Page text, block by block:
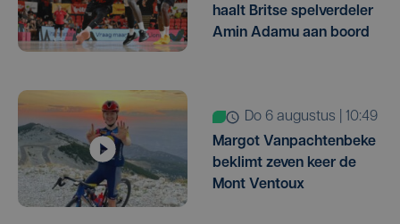
haalt Britse spelverdeler
Amin Adamu aan boord
do 6 augustus | 10:49
Margot Vanpachtenbeke
beklimt zeven keer de
Mont Ventoux